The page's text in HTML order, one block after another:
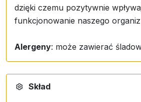
dzięki czemu pozytywnie
funkcjonowanie naszego
Alergeny: może zawierać
Skład